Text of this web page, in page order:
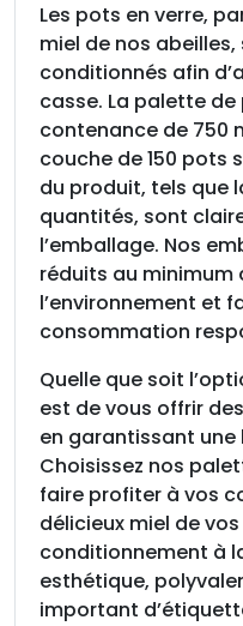
Les pots en verre,
miel de nos
conditionnés afin
casse. La palette de
contenance de 750
couche de 150 pots
du produit, tels que
quantités, sont
l’emballage. Nos
réduits au minimum
l’environnement et
consommation
Quelle que soit
est de vous offrir
en garantissant une
Choisissez nos
faire profiter à vos
délicieux miel de
conditionnement à
esthétique,
important